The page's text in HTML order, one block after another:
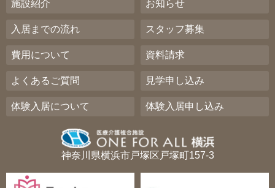
施設紹介
入居までの流れ
費用について
よくあるご質問
体験入居について
お知らせ
スタッフ募集
資料請求
見学申し込み
体験入居申し込み
神奈川県横浜市戸塚区戸塚町157-3